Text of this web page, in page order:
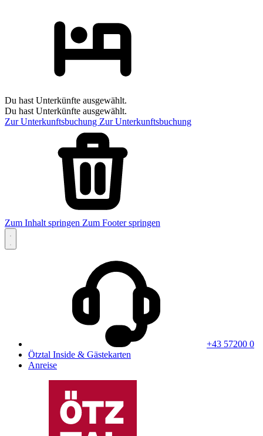
Du hast Unterkünfte ausgewählt.
Du hast Unterkünfte ausgewählt.
Zur Unterkunftsbuchung Zur Unterkunftsbuchung
Zum Inhalt springen Zum Footer springen
+43 57200 0
Ötztal Inside & Gästekarten
Anreise